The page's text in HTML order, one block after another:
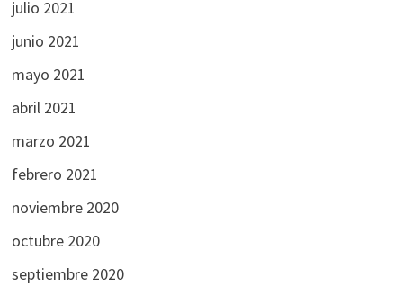
julio 2021
junio 2021
mayo 2021
abril 2021
marzo 2021
febrero 2021
noviembre 2020
octubre 2020
septiembre 2020